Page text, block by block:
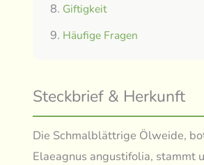
Giftigkeit
Häufige Fragen
Steckbrief & Herkunft
Die Schmalblättrige Ölweide,
Elaeagnus angustifolia, stammt